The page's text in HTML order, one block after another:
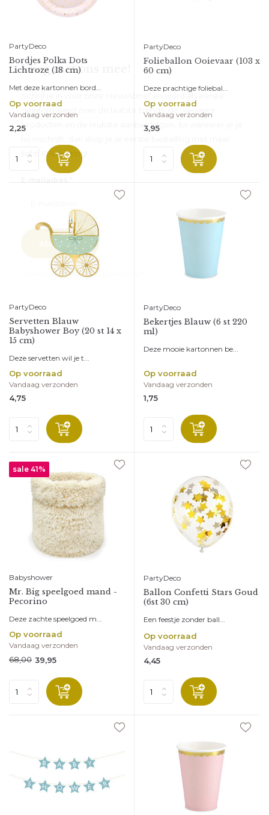
PartyDeco
Bordjes Polka Dots
Lichtroze (18 cm)
Met deze kartonnen bord...
Op voorraad
Vandaag verzonden
2,25
PartyDeco
Folieballon Ooievaar (103 x
60 cm)
Deze prachtige foliebal...
Op voorraad
Vandaag verzonden
3,95
PartyDeco
Servetten Blauw
Babyshower Boy (20 st 14 x
15 cm)
Deze servetten wil je t...
Op voorraad
Vandaag verzonden
4,75
PartyDeco
Bekertjes Blauw (6 st 220
ml)
Deze mooie kartonnen be...
Op voorraad
Vandaag verzonden
1,75
sale 41%
Babyshower
Mr. Big speelgoed mand -
Pecorino
Deze zachte speelgoed m...
Op voorraad
Vandaag verzonden
68,00 39,95
PartyDeco
Ballon Confetti Stars Goud
(6st 30 cm)
Een feestje zonder ball...
Op voorraad
Vandaag verzonden
4,45
Vlieg met ons mee!
Schrijf je in voor onze nieuwsbrief en word als eerste
geïnformeerd over de laatste trends, de nieuwste
producten en de leukste aanbiedingen. En wanneer je je
liefst 10% korting!
Abonneer
* Lees hier de wettelijke beperkingen